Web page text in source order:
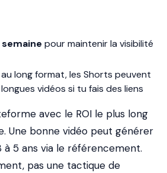
pour maintenir la visibilité
long format, les Shorts peuvent
vidéos si tu fais des liens
avec le ROI le plus long
Une bonne vidéo peut générer
5 ans via le référencement.
pas une tactique de